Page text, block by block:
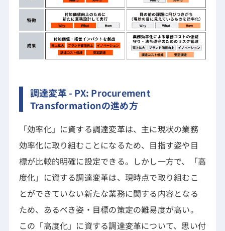
調達変革 - PX: Procurement
Transformationの進め方
「効率化」に資する調達変革は、主に現状の業務
効率化に取り組むことになるため、目指す姿や目
標が比較的明確に設定できる。しかし一方で、「高
度化」に資する調達変革は、現時点で取り組むこ
とができていない新たな業務に関する内容となる
ため、あるべき姿・目標の策定の難易度が高い。
この「高度化」に資する調達変革について、思い付